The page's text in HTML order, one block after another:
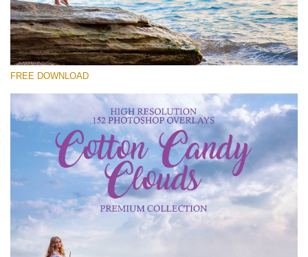
Small 800*533px
Cotton Candy Clouds
(152 Overlays)
4 Seasons (411 Overlays)
Large 6000*4000px
Entire Collection
(1783 Overlays)
Large 6000*4000px
FREE DOWNLOAD